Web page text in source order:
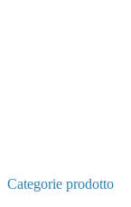
Categorie prodotto